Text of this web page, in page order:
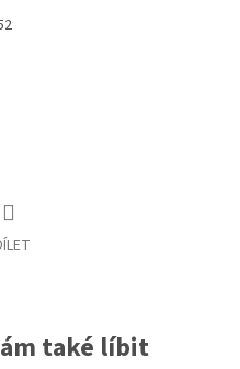
také líbit